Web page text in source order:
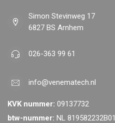
Simon Stevinweg 17
6827 BS Arnhem
026-363 99 61
info@venematech.nl
KVK nummer: 09137732
btw-nummer: NL 819582232B01